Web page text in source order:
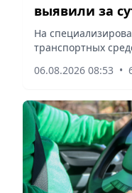
выявили за
На
транспортных
06.08.2026 08:53 •